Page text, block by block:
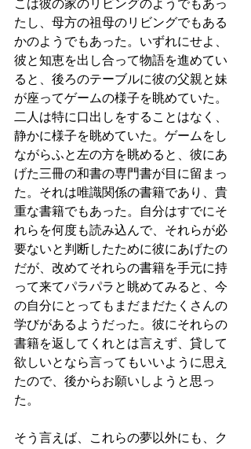
こは彼の家のリビングのようでもあっ
たし、母方の祖母のリビングでもある
かのようでもあった。いずれにせよ、
彼と知恵を出し合って物語を進めてい
ると、後ろのテーブルに彼の父親と妹
が座ってゲームの様子を眺めていた。
二人は特に口出しをすることはなく、
静かに様子を眺めていた。ゲームをし
ながらふと左の方を眺めると、彼にあ
げた三冊の和書の専門書が目に留まっ
た。それは唯識関係の書籍であり、貴
重な書籍でもあった。自分はすでにそ
れらを何度も読み込んで、それらが必
要ないと判断したために彼にあげたの
だが、改めてそれらの書籍を手元に持
って来てパラパラと眺めてみると、今
の自分にとってもまだまだたくさんの
学びがあるようだった。彼にそれらの
書籍を返してくれとは言えず、貸して
欲しいとなら言ってもいいように思え
たので、後からお願いしようと思っ
た。
そう言えば、これらの夢以外にも、ク